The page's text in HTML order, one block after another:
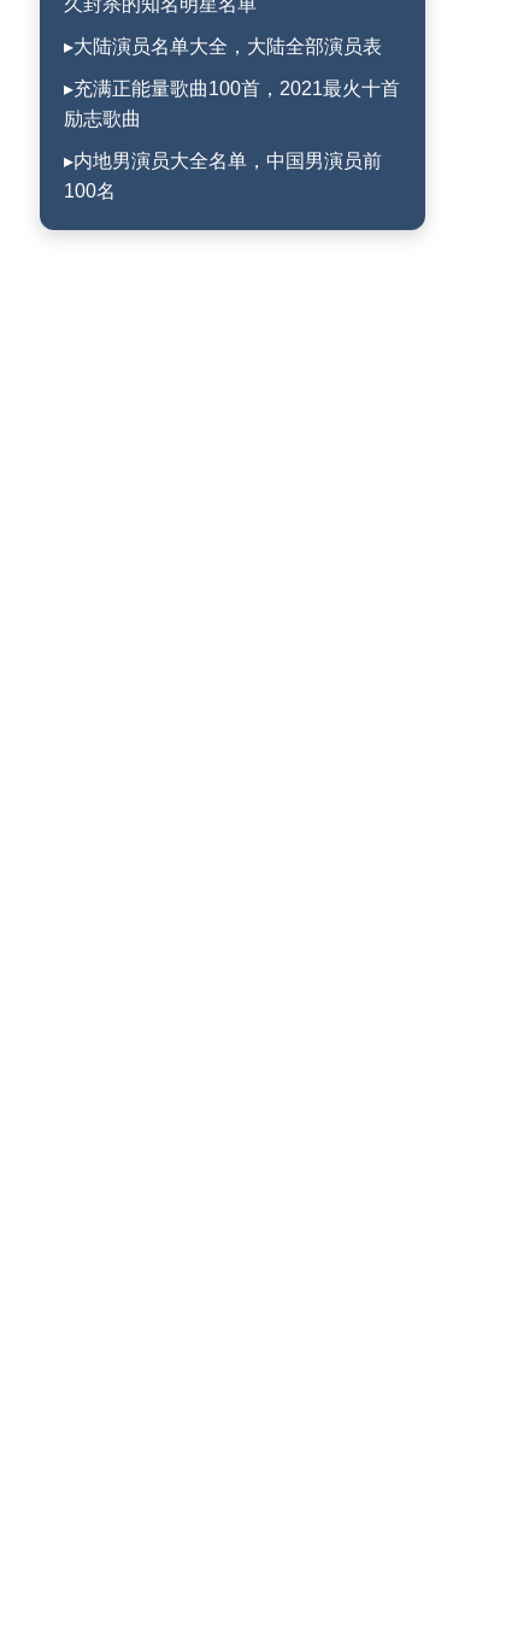
久封杀的知名明星名单
▸大陆演员名单大全，大陆全部演员表
▸充满正能量歌曲100首，2021最火十首
励志歌曲
▸内地男演员大全名单，中国男演员前
100名